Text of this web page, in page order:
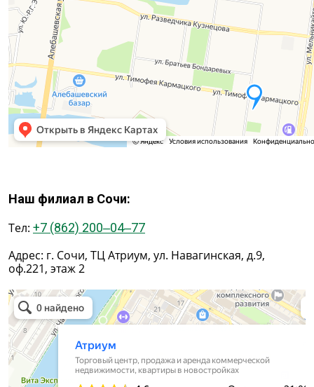
Наш филиал в Сочи:
Тел: +7 (862) 200‒04‒77
Адрес: г. Сочи, ТЦ Атриум, ул. Навагинская, д.9,
оф.221, этаж 2
г. Сочи, ТЦ Атриум, ул. Навагинская, д.9 в Сочи
Сочи